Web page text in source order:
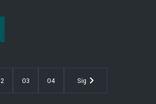
03 04 Sig